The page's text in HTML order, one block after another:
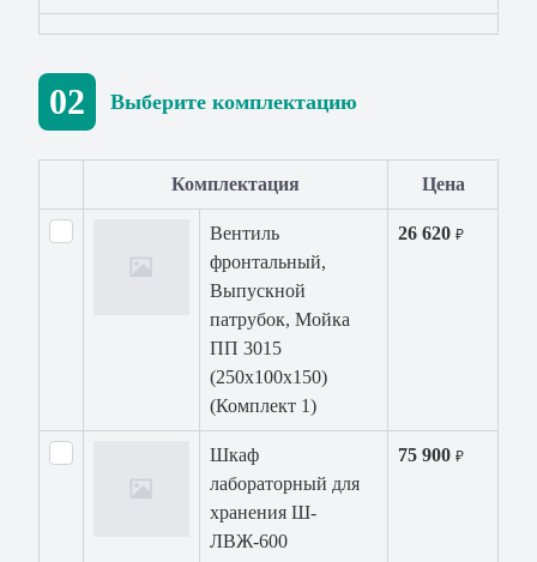
02 Выберите комплектацию
Комплектация Цена
Вентиль
фронтальный,
Выпускной
патрубок, Мойка
ПП 3015
(250х100х150)
(Комплект 1)
26 620 ₽
Шкаф
лабораторный для
хранения Ш-
ЛВЖ-600
75 900 ₽